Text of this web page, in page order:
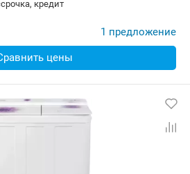
детей, Защита от протечек
кредит
1 предложение
цены